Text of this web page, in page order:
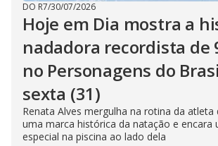
DO R7/30/07/2026
Hoje em Dia mostra a
nadadora recordista de
no Personagens do
sexta (31)
Renata Alves mergulha na rotina da atleta
uma marca histórica da natação e encara
especial na piscina ao lado dela